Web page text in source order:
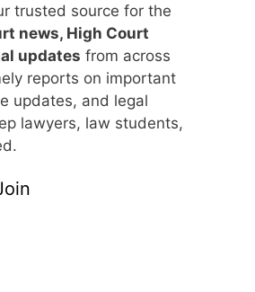
trusted source for the
news, High Court
updates from across
reports on important
updates, and legal
lawyers, law students,